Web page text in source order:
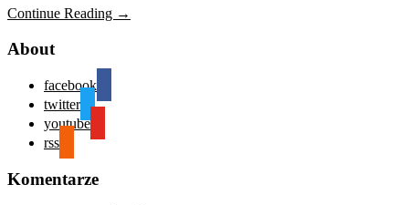
Continue Reading →
About
facebook
twitter
youtube
rss
Komentarze